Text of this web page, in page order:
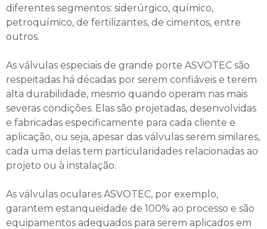
diferentes segmentos: siderúrgico, químico,
petroquímico, de fertilizantes, de cimentos, entre
outros.
As válvulas especiais de grande porte ASVOTEC são
respeitadas há décadas por serem confiáveis e terem
alta durabilidade, mesmo quando operam nas mais
severas condições. Elas são projetadas, desenvolvidas
e fabricadas especificamente para cada cliente e
aplicação, ou seja, apesar das válvulas serem similares,
cada uma delas tem particularidades relacionadas ao
projeto ou à instalação.
As válvulas oculares ASVOTEC, por exemplo,
garantem estanqueidade de 100% ao processo e são
equipamentos adequados para serem aplicados em